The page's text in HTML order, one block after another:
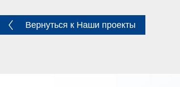
Вернуться к Наши проекты